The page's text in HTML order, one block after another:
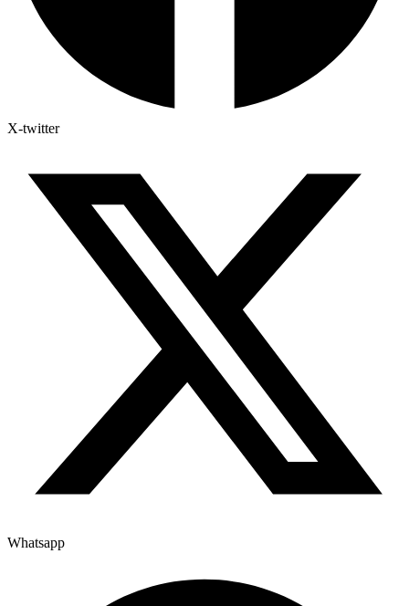
X-twitter
Whatsapp